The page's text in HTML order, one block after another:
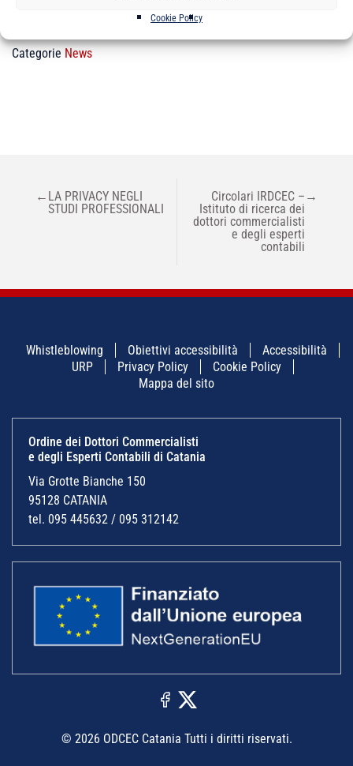
Cookie Policy
Categorie News
NAVIGAZIONE
ARTICOLI
← LA PRIVACY NEGLI
STUDI PROFESSIONALI
Circolari IRDCEC –
Istituto di ricerca dei
dottori commercialisti
e degli esperti
contabili
→
Whistleblowing Obiettivi accessibilità
Accessibilità
URP
Privacy Policy
Cookie Policy
Mappa del sito
Ordine dei Dottori Commercialisti
e degli Esperti Contabili di Catania
Via Grotte Bianche 150
95128 CATANIA
tel. 095 445632 / 095 312142
© 2026 ODCEC Catania Tutti i diritti riservati.